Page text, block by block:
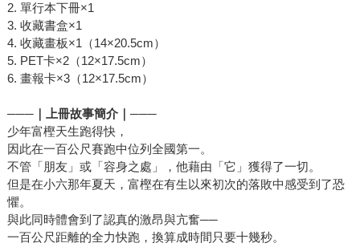
2. 單行本下冊×1
3. 收藏書盒×1
4. 收藏畫板×1（14×20.5cm）
5. PET卡×2（12×17.5cm）
6. 畫報卡×3（12×17.5cm）
───｜上冊故事簡介｜───
少年富樫天生跑得快，
因此在一百公尺賽跑中位列全國第一。
不管「朋友」或「容身之處」，他藉由「它」獲得了一切。
但是在小六那年夏天，富樫在有生以來初次的落敗中感受到了恐
懼。
與此同時體會到了認真的激昂與亢奮──
一百公尺距離的全力快跑，換算成時間只要十幾秒。